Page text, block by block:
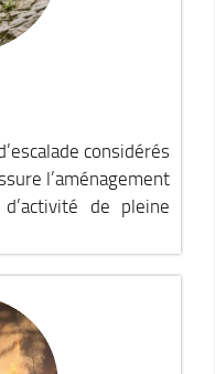
considérés
l’aménagement
de pleine